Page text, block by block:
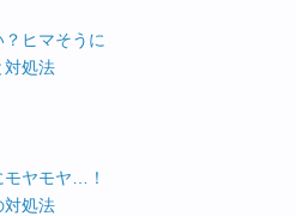
ヒマそうに
対処法
ヤモヤ…！
対処法